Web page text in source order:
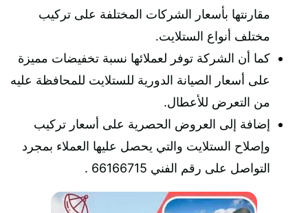
مقارنتها بأسعار الشركات المختلفة على تركيب
مختلف أنواع الستلايت.
كما أن الشركة توفر لعملائها نسبة تخفيضات مميزة
على أسعار الصيانة الدورية للستلايت للمحافظة عليه
من التعرض للأعطال.
إضافة إلى العروض الحصرية على أسعار تركيب
وإصلاح الستلايت والتي يحصل عليها العملاء بمجرد
التواصل على رقم الفني 66166715 .